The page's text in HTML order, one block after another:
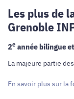
Les plus de
Grenoble
2eannée bilingue
La majeure partie
En savoir plus sur la